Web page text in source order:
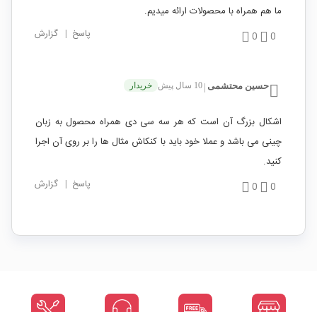
ما هم همراه با محصولات ارائه میدیم.
0
0 پاسخ | گزارش
حسین محتشمی | 10 سال پیش خریدار
اشکال بزرگ آن است که هر سه سی دی همراه محصول به زبان
چینی می باشد و عملا خود باید با کنکاش مثال ها را بر روی آن اجرا
کنید.
0
0 پاسخ | گزارش